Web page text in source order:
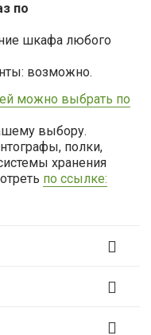
по
шкафа любого
возможно.
можно выбрать по
выбору.
полки,
хранения
по ссылке: